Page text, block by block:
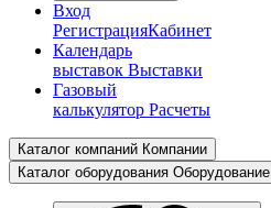
Вход
РегистрацияКабинет
Календарь
выставок Выставки
Газовый
калькулятор Расчеты
Каталог компаний Компании
Каталог оборудования Оборудование